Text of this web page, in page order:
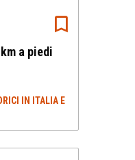
a piedi
IN ITALIA E